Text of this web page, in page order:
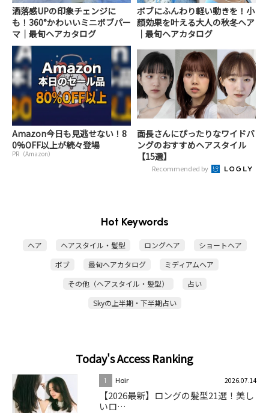
洒落感UPの印象チェンジに
も！360°かわいいミニボブパー
マ｜最旬ヘアカタログ
ボブにふんわり軽い動きを！小
顔効果を叶える大人の秋冬ヘア
｜最旬ヘアカタログ
Amazon今日も見逃せない！8
0%OFF以上が続々登場
PR（Amazon）
面長さんにぴったりなワイドバ
ングのおすすめヘアスタイル
【15選】
Recommended by
Hot Keywords
ヘア ヘアスタイル・髪型 ロングヘア
ショートヘア
ボブ
最旬ヘアカタログ
ミディアムヘア
その他（ヘアスタイル・髪型）
占い
Skyの上半期・下半期占い
Today's Access Ranking
1 Hair 2026.07.14
【2026最新】ロングの髪型21選！美し
いロ…